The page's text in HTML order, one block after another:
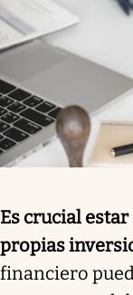
Es crucial
propias
financiero